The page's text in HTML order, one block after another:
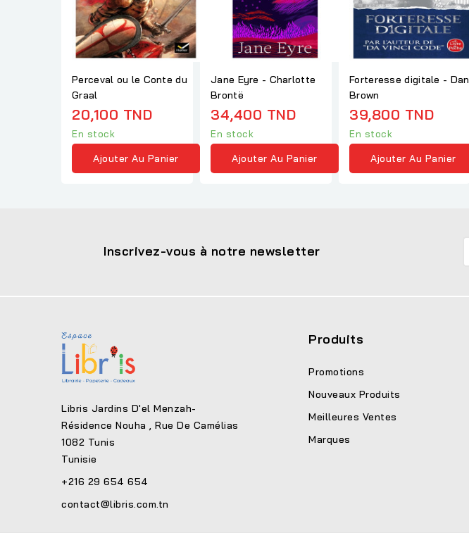
Perceval ou le Conte du
Graal
20,100 TND
En stock
Ajouter Au Panier
Jane Eyre - Charlotte
Brontë
34,400 TND
En stock
Ajouter Au Panier
Forteresse digitale - Dan
Brown
39,800 TND
En stock
Ajouter Au Panier
Inscrivez-vous à notre newsletter
Libris Jardins D'el Menzah-
Résidence Nouha , Rue De Camélias
1082 Tunis
Tunisie
+216 29 654 654
contact@libris.com.tn
Produits
Promotions
Nouveaux Produits
Meilleures Ventes
Marques